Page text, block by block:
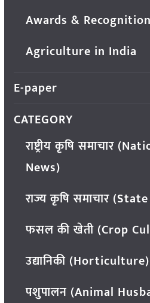
Awards & Recognition
Agriculture in India
E-paper
CATEGORY
राष्ट्रीय कृषि समाचार
News)
राज्य कृषि समाचार
फसल की खेती (Crop
उद्यानिकी (Horticulture)
पशुपालन (Animal